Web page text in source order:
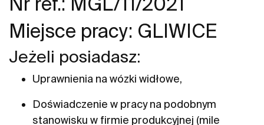
Miejsce pracy: GLIWICE
Jeżeli posiadasz:
Uprawnienia na wózki widłowe,
Doświadczenie w pracy na podobnym
stanowisku w firmie produkcyjnej (mile